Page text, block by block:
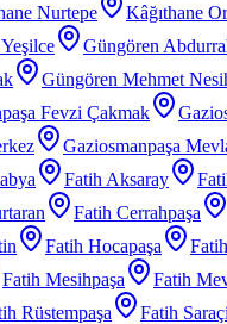
Nurtepe Kâğıthane
Güngören
Güngören Mehmet
Fevzi Çakmak
Gaziosmanpaşa
Fatih Aksaray
Fatih Cerrahpaşa
Fatih Hocapaşa
Fatih Mesihpaşa Fatih
Rüstempaşa Fatih